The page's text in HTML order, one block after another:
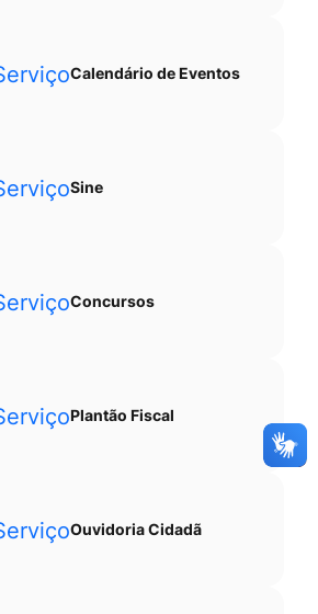
Calendário de Eventos
Sine
Concursos
Plantão Fiscal
Ouvidoria Cidadã